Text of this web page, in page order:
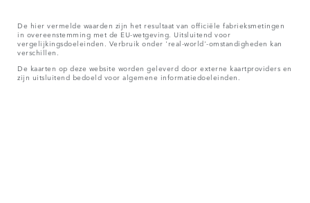
De hier vermelde waarden zijn het resultaat van officiële fabrieksmetingen
in overeenstemming met de EU-wetgeving. Uitsluitend voor
vergelijkingsdoeleinden. Verbruik onder 'real-world'-omstandigheden kan
verschillen.
De kaarten op deze website worden geleverd door externe kaartproviders en
zijn uitsluitend bedoeld voor algemene informatiedoeleinden.